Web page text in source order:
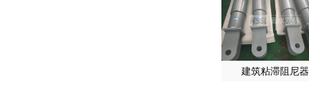
建筑粘滞阻尼器